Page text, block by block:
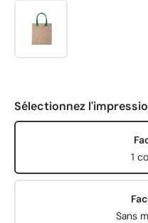
Sélectionnez
1
Sans